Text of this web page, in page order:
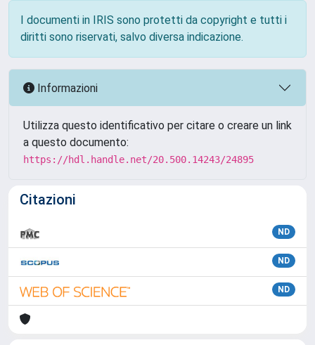
I documenti in IRIS sono protetti da copyright e tutti i
diritti sono riservati, salvo diversa indicazione.
Informazioni
Utilizza questo identificativo per citare o creare un link
a questo documento:
https://hdl.handle.net/20.500.14243/24895
Citazioni
ND
ND
ND